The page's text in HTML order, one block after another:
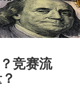
竞赛流